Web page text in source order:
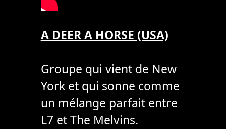
A DEER A HORSE (USA)
Groupe qui vient de New
York et qui sonne comme
un mélange parfait entre
L7 et The Melvins.